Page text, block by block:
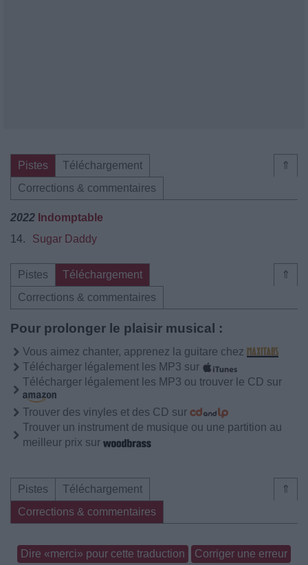
⇑
Pistes
Téléchargement
Corrections & commentaires
2022 Indomptable
14.
Sugar Daddy
⇑
Pistes
Téléchargement
Corrections & commentaires
Pour prolonger le plaisir musical :
Vous aimez chanter, apprenez la guitare chez
Télécharger légalement les MP3 sur
Télécharger légalement les MP3 ou trouver le CD sur
Trouver des vinyles et des CD sur
Trouver un instrument de musique ou une partition au
meilleur prix sur
⇑
Pistes
Téléchargement
Corrections & commentaires
Dire «merci» pour cette traduction Corriger une erreur